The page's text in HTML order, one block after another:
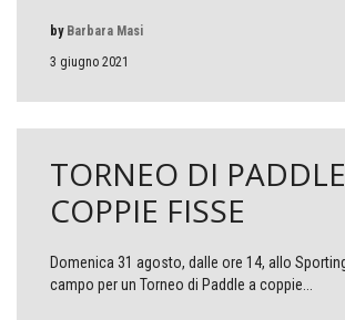
3 giugno 2021
by Barbara Masi
TORNEO DI
COPPIE FISSE
Domenica 31 agosto, dalle ore 14, allo
campo per un Torneo di Paddle a coppie...